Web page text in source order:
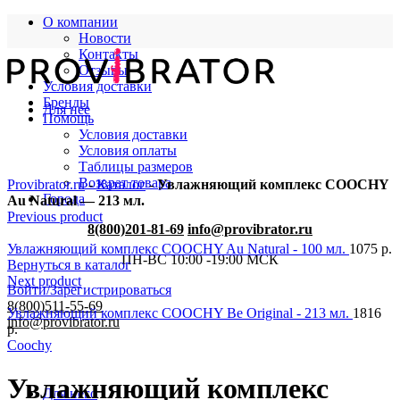
О компании
Новости
Контакты
Отзывы
Условия доставки
Бренды
Помощь
Условия доставки
Условия оплаты
Таблицы размеров
Возврат товара
Города
8(800)201-81-69 info@provibrator.ru
ПН-ВС 10:00 -19:00 МСК
Войти/Зарегистрироваться
8(800)511-55-69
info@provibrator.ru
Для нее
Для него
Provibrator.ru-Каталог-Увлажняющий комплекс COOCHY
Au Natural — 213 мл.
Previous product
Увлажняющий комплекс COOCHY Au Natural - 100 мл. 1075 р.
Вернуться в каталог
Next product
Увлажняющий комплекс COOCHY Be Original - 213 мл. 1816
р.
Coochy
Увлажняющий комплекс